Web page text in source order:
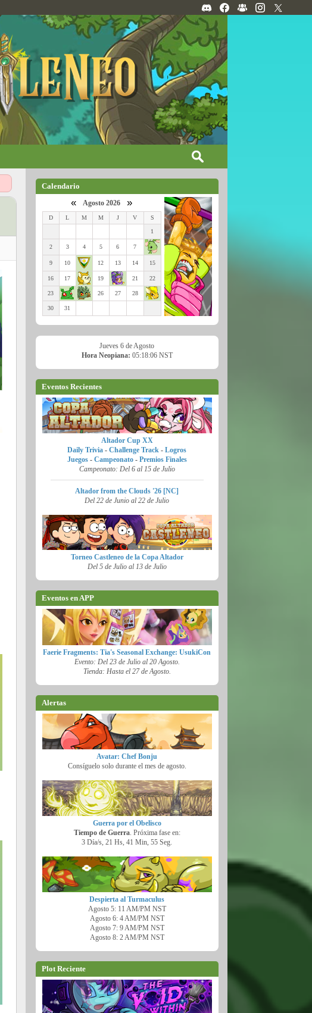
Calendario
« Agosto 2026 »
D L M M J V S
1
2 3 4 5 6 7
9 10 12 13 14 15
16 17 19 21 22
23 26 27 28
30 31
Jueves 6 de Agosto
Hora Neopiana: 05:18:07 NST
Eventos Recientes
Altador Cup XX
Daily Trivia -Challenge Track -Logros
Juegos- Campeonato- Premios Finales
Campeonato: Del 6 al 15 de Julio
Altador from the Clouds '26 [NC]
Del 22 de Junio al 22 de Julio
Torneo Castleneo de la Copa Altador
Del 5 de Julio al 13 de Julio
Eventos en APP
Faerie Fragments: Tia's Seasonal Exchange: UsukiCon
Evento: Del 23 de Julio al 20 Agosto.
Tienda: Hasta el 27 de Agosto.
Alertas
Avatar: Chef Bonju
Consíguelo solo durante el mes de agosto.
Guerra por el Obelisco
Tiempo de Guerra. Próxima fase en:
3 Día/s, 21 Hs, 41 Min, 53 Seg.
Despierta al Turmaculus
Agosto 5: 11 AM/PM NST
Agosto 6: 4 AM/PM NST
Agosto 7: 9 AM/PM NST
Agosto 8: 2 AM/PM NST
Plot Reciente